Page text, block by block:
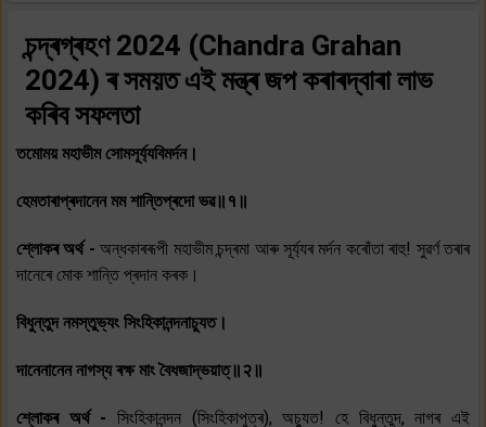
চন্দ্ৰগ্ৰহণ 2024 (Chandra Grahan
2024) ৰ সময়ত এই মন্ত্ৰ জপ কৰাৰদ্বাৰা লাভ
কৰিব সফলতা
তমোময় মহাভীম সোমসূৰ্য্যবিমৰ্দন।
হেমতাৰাপ্ৰদানেন মম শান্তিপ্ৰদো ভৱ॥१॥
শ্লোকৰ অৰ্থ -অন্ধকাৰৰূপী মহাভীম চন্দ্ৰমা আৰু সূৰ্য্যৰ মৰ্দন কৰোঁতা ৰাহু! সুৱৰ্ণ তৰাৰ
দানেৰে মোক শান্তি প্ৰদান কৰক।
বিধুন্তুদ নমস্তুভ্যং সিংহিকানন্দনাচ্যুত।
দানেনানেন নাগস্য ৰক্ষ মাং বৈধজাদ্ভয়াত্॥२॥
শ্লোকৰ অৰ্থ - সিংহিকানন্দন (সিংহিকাপুত্ৰ), অচ্যুত! হে বিধুন্তুদ, নাগৰ এই